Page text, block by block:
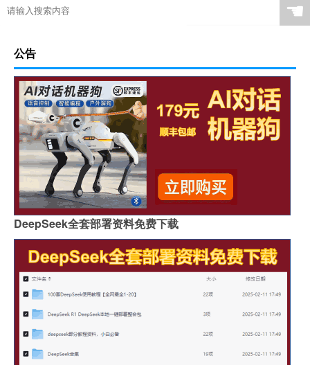
☚
公告
DeepSeek全套部署资料免费下载